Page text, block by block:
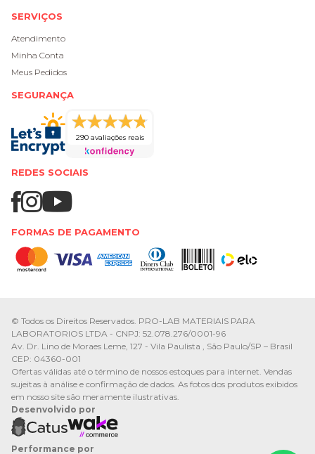
SERVIÇOS
Atendimento
Minha Conta
Meus Pedidos
SEGURANÇA
290 avaliações reais
REDES SOCIAIS
FORMAS DE PAGAMENTO
© Todos os Direitos Reservados. PRO-LAB MATERIAIS PARA
LABORATORIOS LTDA - CNPJ: 52.078.276/0001-96
Av. Dr. Lino de Moraes Leme, 127 - Vila Paulista , São Paulo/SP – Brasil
CEP: 04360-001
Ofertas válidas até o término de nossos estoques para internet. Vendas
sujeitas à análise e confirmação de dados. As fotos dos produtos exibidos
em nosso site são meramente ilustrativas.
Desenvolvido por
Performance por